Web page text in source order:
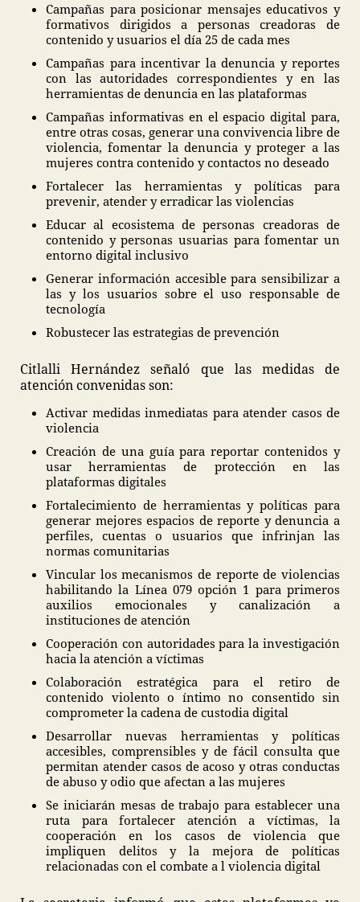
Campañas para posicionar mensajes educativos y
formativos dirigidos a personas creadoras de
contenido y usuarios el día 25 de cada mes
Campañas para incentivar la denuncia y reportes
con las autoridades correspondientes y en las
herramientas de denuncia en las plataformas
Campañas informativas en el espacio digital para,
entre otras cosas, generar una convivencia libre de
violencia, fomentar la denuncia y proteger a las
mujeres contra contenido y contactos no deseado
Fortalecer las herramientas y políticas para
prevenir, atender y erradicar las violencias
Educar al ecosistema de personas creadoras de
contenido y personas usuarias para fomentar un
entorno digital inclusivo
Generar información accesible para sensibilizar a
las y los usuarios sobre el uso responsable de
tecnología
Robustecer las estrategias de prevención
Citlalli Hernández señaló que las medidas de
atención convenidas son:
Activar medidas inmediatas para atender casos de
violencia
Creación de una guía para reportar contenidos y
usar herramientas de protección en las
plataformas digitales
Fortalecimiento de herramientas y políticas para
generar mejores espacios de reporte y denuncia a
perfiles, cuentas o usuarios que infrinjan las
normas comunitarias
Vincular los mecanismos de reporte de violencias
habilitando la Línea 079 opción 1 para primeros
auxilios emocionales y canalización a
instituciones de atención
Cooperación con autoridades para la investigación
hacia la atención a víctimas
Colaboración estratégica para el retiro de
contenido violento o íntimo no consentido sin
comprometer la cadena de custodia digital
Desarrollar nuevas herramientas y políticas
accesibles, comprensibles y de fácil consulta que
permitan atender casos de acoso y otras conductas
de abuso y odio que afectan a las mujeres
Se iniciarán mesas de trabajo para establecer una
ruta para fortalecer atención a víctimas, la
cooperación en los casos de violencia que
impliquen delitos y la mejora de políticas
relacionadas con el combate a l violencia digital